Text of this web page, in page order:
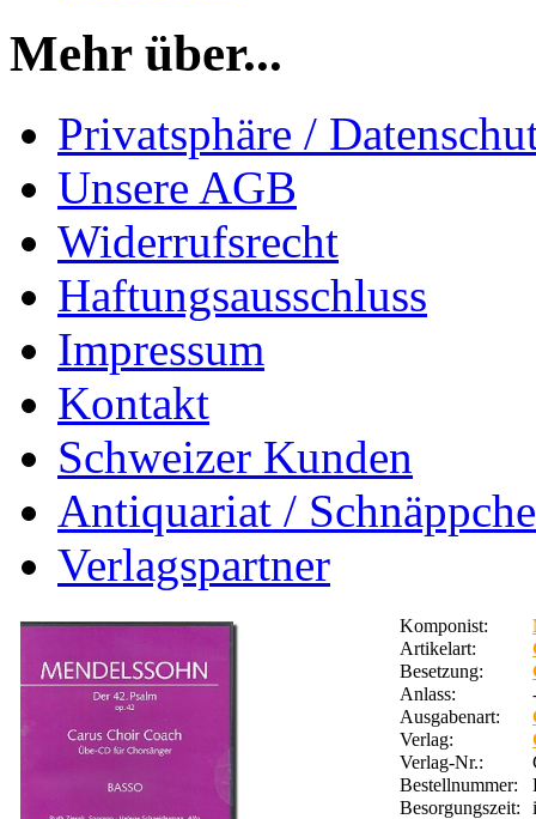
Mehr über...
Privatsphäre /
Unsere AGB
Widerrufsrecht
Haftungsausschluss
Impressum
Kontakt
Schweizer Kunden
Antiquariat /
Verlagspartner
Komponist:
Artikelart:
Besetzung:
Anlass:
Ausgabenart:
Verlag:
Verlag-Nr.:
Bestellnummer:
Besorgungszeit: